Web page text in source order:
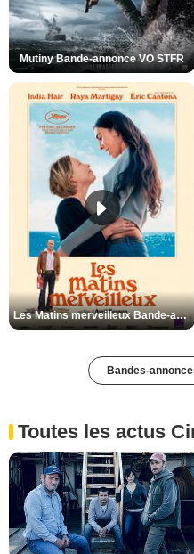
Mutiny Bande-annonce VO STFR
Les Matins merveilleux Bande-annonce VF
Bandes-
Toutes les actus